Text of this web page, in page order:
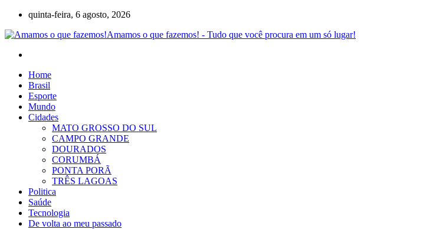
quinta-feira, 6 agosto, 2026
Amamos o que fazemos! - Tudo que você procura em um só lugar!
Home
Brasil
Esporte
Mundo
Cidades
MATO GROSSO DO SUL
CAMPO GRANDE
DOURADOS
CORUMBÁ
PONTA PORÃ
TRÊS LAGOAS
Politica
Saúde
Tecnologia
De volta ao meu passado